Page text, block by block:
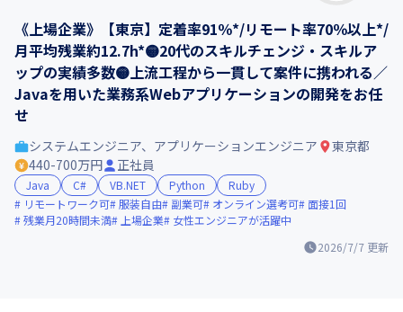
《上場企業》【東京】定着率91％*/リモート率70％以上*/
月平均残業約12.7h*🟡20代のスキルチェンジ・スキルア
ップの実績多数🟡上流工程から一貫して案件に携われる／
Javaを用いた業務系Webアプリケーションの開発をお任
せ
2026/7/7 更新
システムエンジニア、アプリケーションエンジニア
東京都
440-700万円
正社員
Java C# VB.NET Python
Ruby
リモートワーク可 服装自由 副業可 オンライン選考可
面接1回
残業月20時間未満
上場企業 女性エンジニアが活躍中